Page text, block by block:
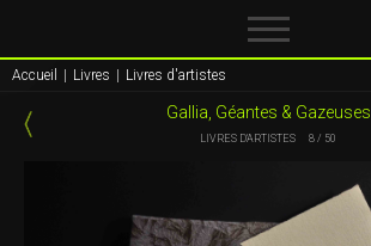
Accueil Livres Livres d'artistes
Gallia, Géantes & Gazeuses
LIVRES D'ARTISTES 8 / 50